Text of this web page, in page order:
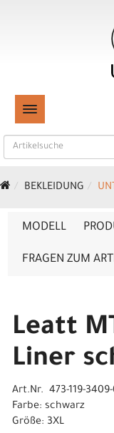
TOGGLE NAVIGATION
BEKLEIDUNG
MODELL
FRAGEN ZUM
Leatt
Liner
Art.Nr. 473-119-
Farbe: schwarz
Größe: 3XL